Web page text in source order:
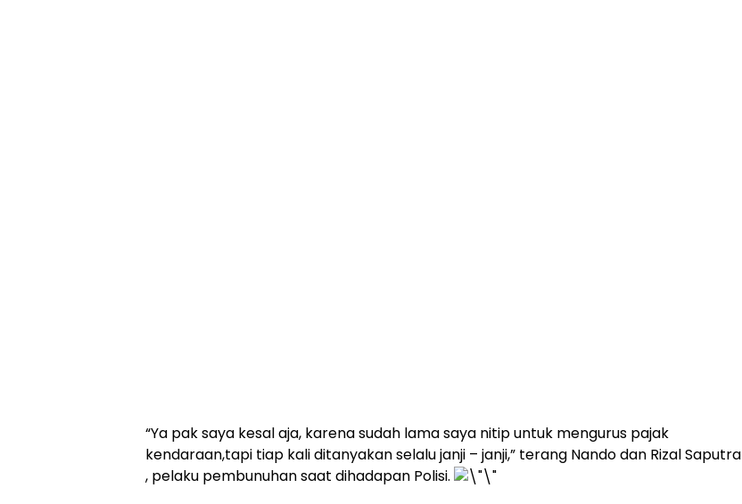
“Ya pak saya kesal aja, karena sudah lama saya nitip untuk mengurus pajak
kendaraan,tapi tiap kali ditanyakan selalu janji – janji,” terang Nando dan Rizal Saputra
, pelaku pembunuhan saat dihadapan Polisi.